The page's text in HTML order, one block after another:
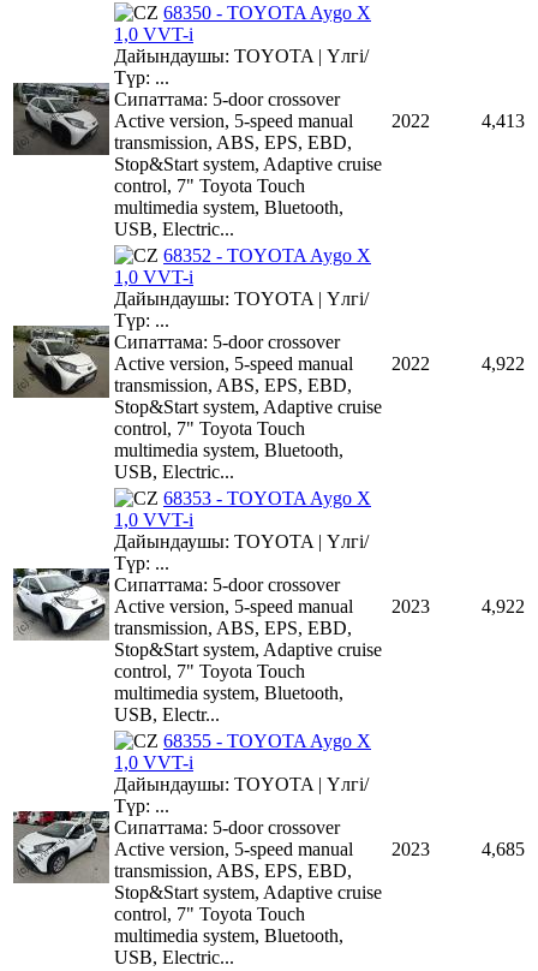
68350 - TOYOTA Aygo X
1,0 VVT-i
Дайындаушы: TOYOTA | Үлгі/
Түр: ...
Сипаттама: 5-door crossover
Active version, 5-speed manual
transmission, ABS, EPS, EBD,
Stop&Start system, Adaptive cruise
control, 7" Toyota Touch
multimedia system, Bluetooth,
USB, Electric...
2022 4,413
68352 - TOYOTA Aygo X
1,0 VVT-i
Дайындаушы: TOYOTA | Үлгі/
Түр: ...
Сипаттама: 5-door crossover
Active version, 5-speed manual
transmission, ABS, EPS, EBD,
Stop&Start system, Adaptive cruise
control, 7" Toyota Touch
multimedia system, Bluetooth,
USB, Electric...
2022 4,922
68353 - TOYOTA Aygo X
1,0 VVT-i
Дайындаушы: TOYOTA | Үлгі/
Түр: ...
Сипаттама: 5-door crossover
Active version, 5-speed manual
transmission, ABS, EPS, EBD,
Stop&Start system, Adaptive cruise
control, 7" Toyota Touch
multimedia system, Bluetooth,
USB, Electr...
2023 4,922
68355 - TOYOTA Aygo X
1,0 VVT-i
Дайындаушы: TOYOTA | Үлгі/
Түр: ...
Сипаттама: 5-door crossover
Active version, 5-speed manual
transmission, ABS, EPS, EBD,
Stop&Start system, Adaptive cruise
control, 7" Toyota Touch
multimedia system, Bluetooth,
USB, Electric...
2023 4,685